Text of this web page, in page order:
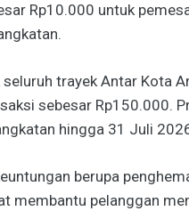
Rp10.000 untuk
trayek Antar Kota
sebesar Rp150.000.
hingga 31 Juli
berupa
membantu pelanggan